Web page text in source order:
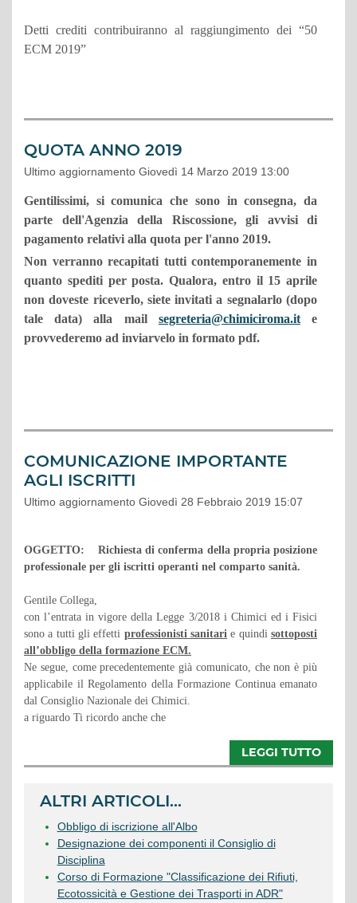
Detti crediti contribuiranno al raggiungimento dei “50
ECM 2019”
QUOTA ANNO 2019
Ultimo aggiornamento Giovedì 14 Marzo 2019 13:00
Gentilissimi, si comunica che sono in consegna, da
parte dell'Agenzia della Riscossione, gli avvisi di
pagamento relativi alla quota per l'anno 2019.
Non verranno recapitati tutti contemporanemente in
quanto spediti per posta. Qualora, entro il 15 aprile
non doveste riceverlo, siete invitati a segnalarlo (dopo
tale data) alla mail segreteria@chimiciroma.ite
provvederemo ad inviarvelo in formato pdf.
COMUNICAZIONE IMPORTANTE
AGLI ISCRITTI
Ultimo aggiornamento Giovedì 28 Febbraio 2019 15:07
OGGETTO: Richiesta di conferma della propria posizione
professionale per gli iscritti operanti nel comparto sanità.
Gentile Collega,
con l’entrata in vigore della Legge 3/2018 i Chimici ed i Fisici
sono a tutti gli effetti professionisti sanitari e quindisottoposti
all’obbligo della formazione ECM.
Ne segue, come precedentemente già comunicato, che non è più
applicabile il Regolamento della Formazione Continua emanato
dal Consiglio Nazionale dei Chimici.
a riguardo Ti ricordo anche che
LEGGI TUTTO
ALTRI ARTICOLI...
Obbligo di iscrizione all'Albo
Designazione dei componenti il Consiglio di
Disciplina
Corso di Formazione "Classificazione dei Rifiuti,
Ecotossicità e Gestione dei Trasporti in ADR"